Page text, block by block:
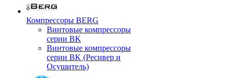
Компрессоры BERG
Винтовые компрессоры
серии BK
Винтовые компрессоры
серии BK (Ресивер и
Осушитель)